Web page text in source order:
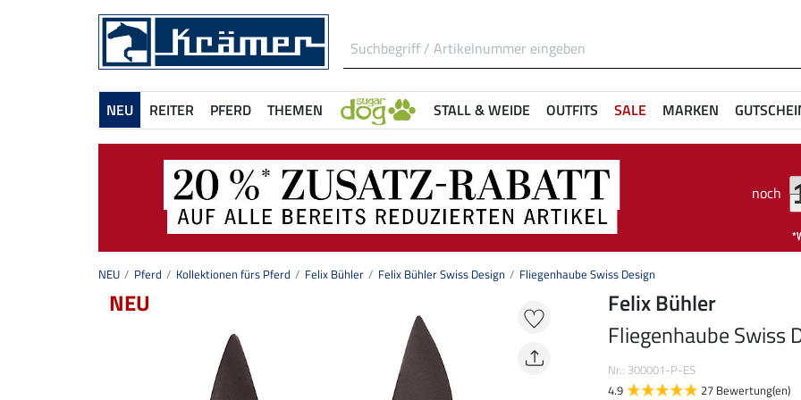
NEU REITER PFERD THEMEN STALL & WEIDE OUTFITS SALE MARKEN
noch
NEU Pferd Kollektionen fürs Pferd Felix Bühler Felix Bühler Swiss Design Fliegenhaube Swiss Design
NEU
Felix Bühler
Fliegenhaube Swiss
Nr.: 300001-P-ES
4.9
27 Bewertung(en)